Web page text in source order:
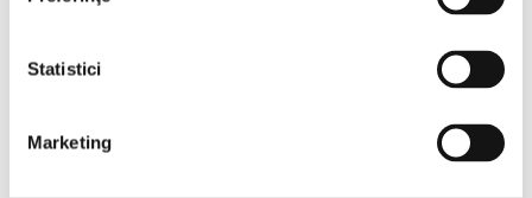
Statistici
Marketing